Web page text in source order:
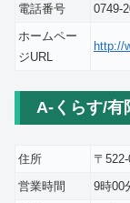
電話番号
0749-
ホームペー
ジURL
http://
A-くらす/有
住所 〒
営業時間
9時00